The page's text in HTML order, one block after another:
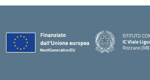
ISTITUTO
IC Viale
Rozzano (MI)